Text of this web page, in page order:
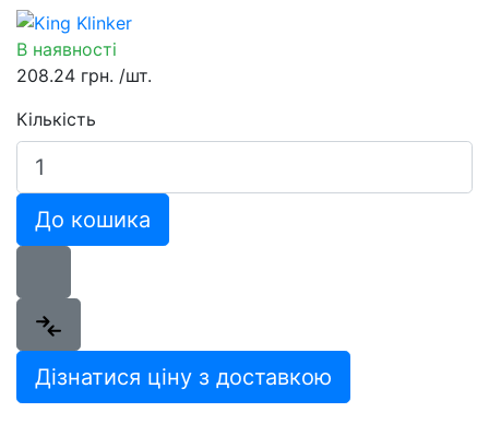
В наявності
208.24 грн. /шт.
Кількість
До кошика
Дізнатися ціну з доставкою